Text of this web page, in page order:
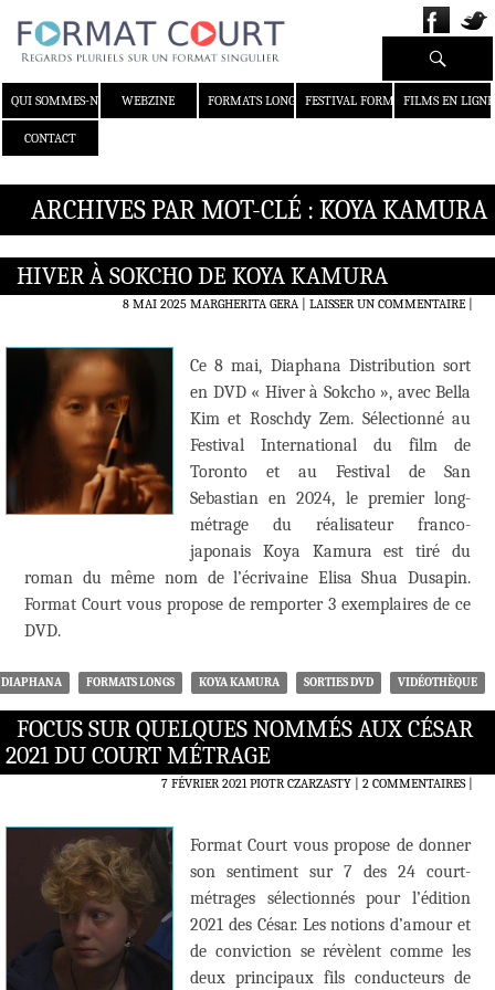
QUI SOMMES-NOUS ?WEBZINE FORMATS LONGS FESTIVAL FORMAT COURT
FILMS EN LIGNE
CONTACT
Recherche
ARCHIVES PAR MOT-CLÉ : KOYA KAMURA
HIVER À SOKCHO DE KOYA KAMURA
8 MAI 2025 MARGHERITA GERA LAISSER UN COMMENTAIRE|
Ce 8 mai, Diaphana Distribution sort
en DVD « Hiver à Sokcho », avec Bella
Kim et Roschdy Zem. Sélectionné au
Festival International du film de
Toronto et au Festival de San
Sebastian en 2024, le premier long-
métrage du réalisateur franco-
japonais Koya Kamura est tiré du
roman du même nom de l’écrivaine Elisa Shua Dusapin.
Format Court vous propose de remporter 3 exemplaires de ce
DVD.
DIAPHANA FORMATS LONGS KOYA KAMURA SORTIES DVD VIDÉOTHÈQUE
FOCUS SUR QUELQUES NOMMÉS AUX CÉSAR
2021 DU COURT MÉTRAGE
7 FÉVRIER 2021 PIOTR CZARZASTY 2 COMMENTAIRES|
Format Court vous propose de donner
son sentiment sur 7 des 24 court-
métrages sélectionnés pour l’édition
2021 des César. Les notions d’amour et
de conviction se révèlent comme les
deux principaux fils conducteurs de